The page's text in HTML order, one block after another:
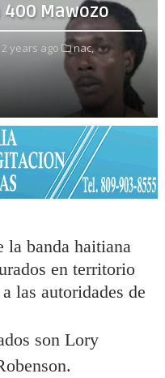
Mawozo
2 years ago
nac,
la banda haitiana
en territorio
las autoridades de
​​son Lory